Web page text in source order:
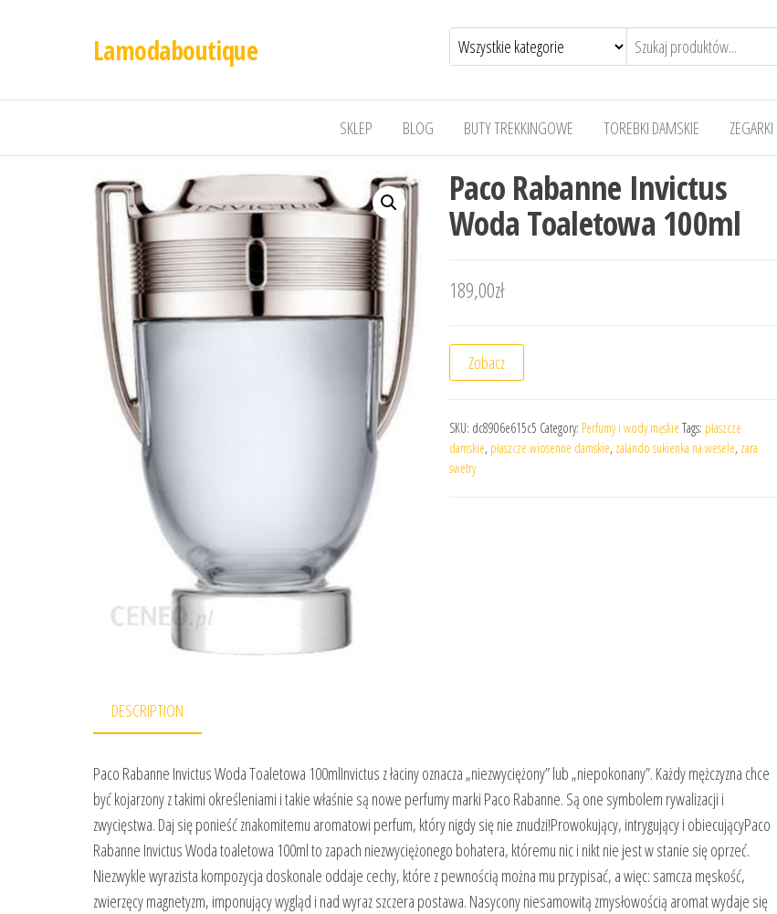
Lamodaboutique
SKLEP BLOG BUTY TREKKINGOWE TOREBKI DAMSKIE ZEGARKI
Paco Rabanne Invictus
Woda Toaletowa 100ml
189,00zł
Zobacz
SKU: dc8906e615c5 Category: Perfumy i wody męskie Tags: płaszcze
damskie, płaszcze wiosenne damskie, zalando sukienka na wesele, zara
swetry
DESCRIPTION
Paco Rabanne Invictus Woda Toaletowa 100mlInvictus z łaciny oznacza „niezwyciężony” lub „niepokonany”. Każdy mężczyzna chce
być kojarzony z takimi określeniami i takie właśnie są nowe perfumy marki Paco Rabanne. Są one symbolem rywalizacji i
zwycięstwa. Daj się ponieść znakomitemu aromatowi perfum, który nigdy się nie znudzi!Prowokujący, intrygujący i obiecującyPaco
Rabanne Invictus Woda toaletowa 100ml to zapach niezwyciężonego bohatera, któremu nic i nikt nie jest w stanie się oprzeć.
Niezwykle wyrazista kompozycja doskonale oddaje cechy, które z pewnością można mu przypisać, a więc: samcza męskość,
zwierzęcy magnetyzm, imponujący wygląd i nad wyraz szczera postawa. Nasycony niesamowitą zmysłowością aromat wydaje się